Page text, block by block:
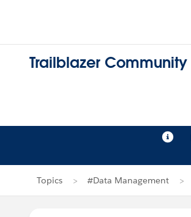
Trailblazer Community
Topics #Data Management